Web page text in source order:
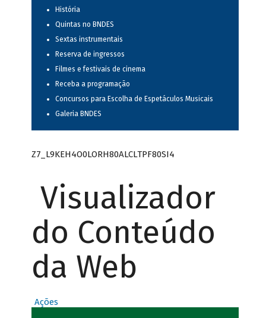
História
Quintas no BNDES
Sextas instrumentais
Reserva de ingressos
Filmes e festivais de cinema
Receba a programação
Concursos para Escolha de Espetáculos Musicais
Galeria BNDES
Z7_L9KEH4O0LORH80ALCLTPF80SI4
Visualizador
do Conteúdo
da Web
Ações